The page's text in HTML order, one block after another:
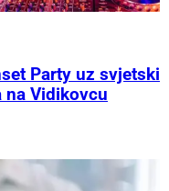
Party uz svjetski
na Vidikovcu